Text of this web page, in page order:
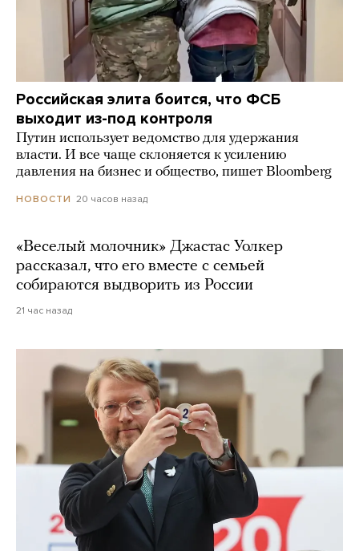
Российская элита боится, что ФСБ
выходит из-под контроля
Путин использует ведомство для удержания
власти. И все чаще склоняется к усилению
давления на бизнес и общество, пишет Bloomberg
НОВОСТИ 20 часов назад
«Веселый молочник» Джастас Уолкер
рассказал, что его вместе с семьей
собираются выдворить из России
21 час назад